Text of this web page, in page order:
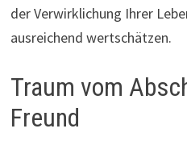
der Verwirklichung Ihrer
ausreichend wertschätzen.
Traum vom
Freund